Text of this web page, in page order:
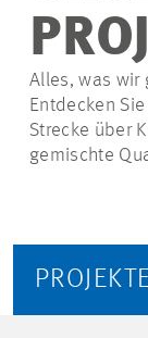
Alles, was wir
Entdecken
Strecke über
gemischte